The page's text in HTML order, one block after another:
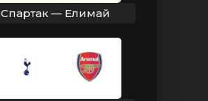
Спартак — Елимай